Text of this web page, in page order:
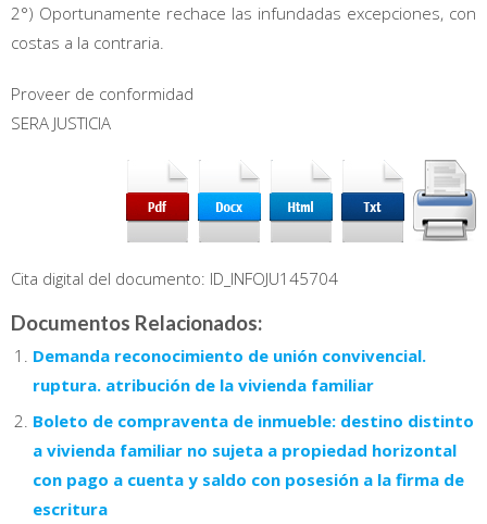
2°) Oportunamente rechace las infundadas excepciones, con
costas a la contraria.
Proveer de conformidad
SERA JUSTICIA
Cita digital del documento: ID_INFOJU145704
Documentos Relacionados:
Demanda reconocimiento de unión convivencial.
ruptura. atribución de la vivienda familiar
Boleto de compraventa de inmueble: destino distinto
a vivienda familiar no sujeta a propiedad horizontal
con pago a cuenta y saldo con posesión a la firma de
escritura